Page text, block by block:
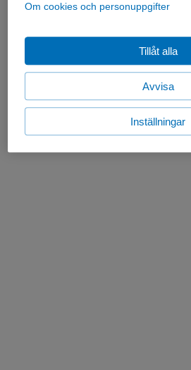
Om cookies och personuppgifter
Avvisa
Tillåt alla
Inställningar